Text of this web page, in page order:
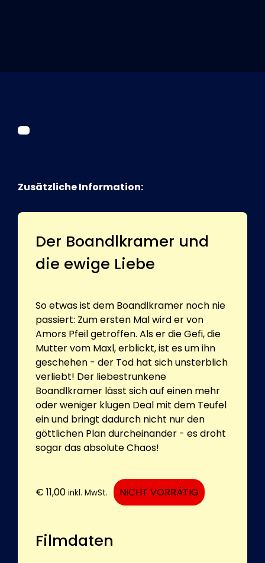
Zusätzliche Information:
Der Boandlkramer und
die ewige Liebe
So etwas ist dem Boandlkramer noch nie
passiert: Zum ersten Mal wird er von
Amors Pfeil getroffen. Als er die Gefi, die
Mutter vom Maxl, erblickt, ist es um ihn
geschehen - der Tod hat sich unsterblich
verliebt! Der liebestrunkene
Boandlkramer lässt sich auf einen mehr
oder weniger klugen Deal mit dem Teufel
ein und bringt dadurch nicht nur den
göttlichen Plan durcheinander - es droht
sogar das absolute Chaos!
€ 11,00 inkl. MwSt. NICHT VORRÄTIG
Filmdaten